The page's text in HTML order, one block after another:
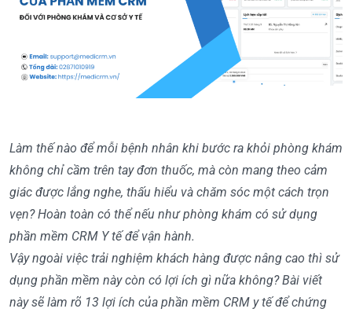
Làm thế nào để mỗi bệnh nhân khi bước ra khỏi phòng khám
không chỉ cầm trên tay đơn thuốc, mà còn mang theo cảm
giác được lắng nghe, thấu hiểu và chăm sóc một cách trọn
vẹn? Hoàn toàn có thể nếu như phòng khám có sử dụng
phần mềm CRM Y tế để vận hành.
Vậy ngoài việc trải nghiệm khách hàng được nâng cao thì sử
dụng phần mềm này còn có lợi ích gì nữa không? Bài viết
này sẽ làm rõ 13 lợi ích của phần mềm CRM y tế để chứng